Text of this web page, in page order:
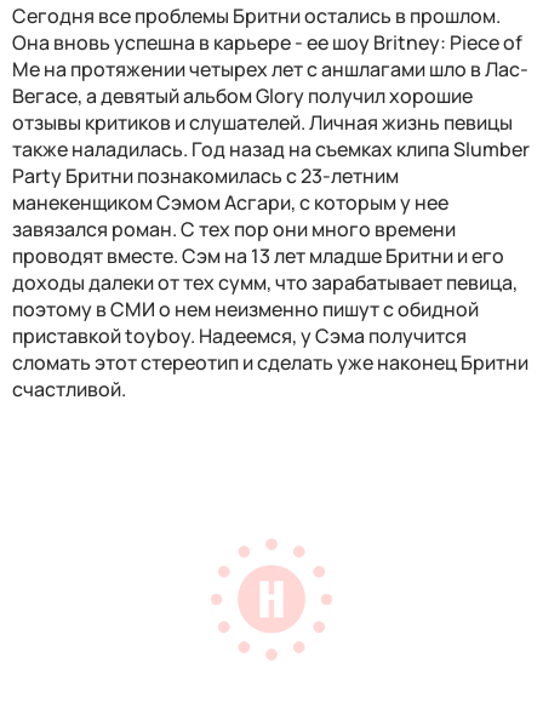
Сегодня все проблемы Бритни остались в прошлом.
Она вновь успешна в карьере - ее шоу Britney: Piece of
Me на протяжении четырех лет с аншлагами шло в Лас-
Вегасе, а девятый альбом Glory получил хорошие
отзывы критиков и слушателей. Личная жизнь певицы
также наладилась. Год назад на съемках клипа Slumber
Party Бритни познакомилась с 23-летним
манекенщиком Сэмом Асгари, с которым у нее
завязался роман. С тех пор они много времени
проводят вместе. Сэм на 13 лет младше Бритни и его
доходы далеки от тех сумм, что зарабатывает певица,
поэтому в СМИ о нем неизменно пишут с обидной
приставкой toyboy. Надеемся, у Сэма получится
сломать этот стереотип и сделать уже наконец Бритни
счастливой.